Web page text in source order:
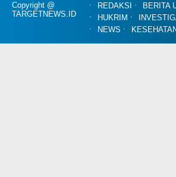
Copyright @
TARGETNEWS.ID
REDAKSI BERITA
HUKRIM
NEWS